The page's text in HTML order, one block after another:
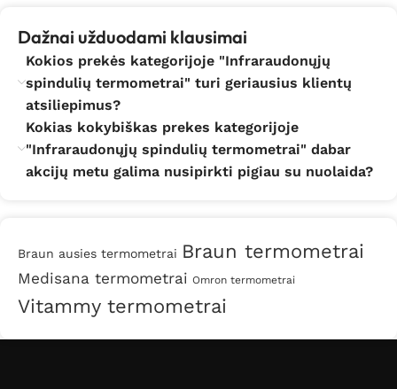
Dažnai užduodami klausimai
Kokios prekės kategorijoje "Infraraudonųjų
spindulių termometrai" turi geriausius klientų
atsiliepimus?
Kokias kokybiškas prekes kategorijoje
"Infraraudonųjų spindulių termometrai" dabar
akcijų metu galima nusipirkti pigiau su nuolaida?
Braun ausies termometrai Braun termometrai
Medisana termometrai Omron termometrai
Vitammy termometrai